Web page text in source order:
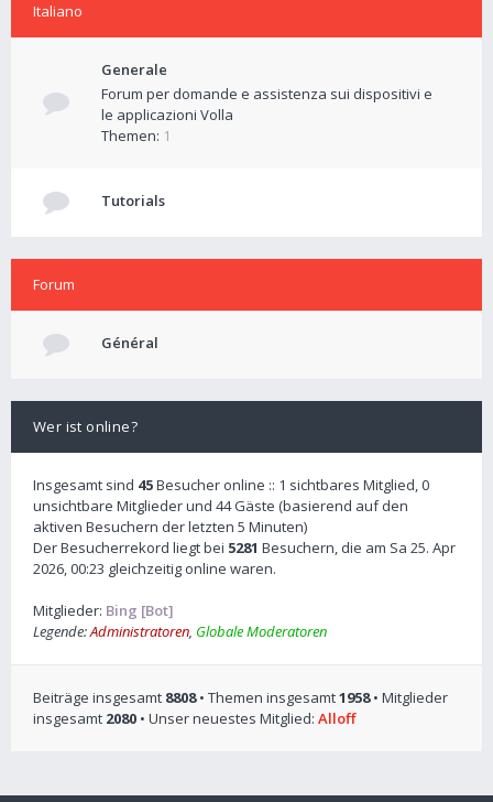
Italiano
Generale
Forum per domande e assistenza sui dispositivi e
le applicazioni Volla
Themen: 1
Tutorials
Forum
Général
Wer ist online?
Insgesamt sind 45Besucher online :: 1 sichtbares Mitglied, 0
unsichtbare Mitglieder und 44 Gäste (basierend auf den
aktiven Besuchern der letzten 5 Minuten)
Der Besucherrekord liegt bei 5281 Besuchern, die am Sa 25. Apr
2026, 00:23 gleichzeitig online waren.
Mitglieder: Bing [Bot]
Legende:Administratoren, Globale Moderatoren
Beiträge insgesamt 8808• Themen insgesamt1958• Mitglieder
insgesamt 2080 • Unser neuestes Mitglied: Alloff